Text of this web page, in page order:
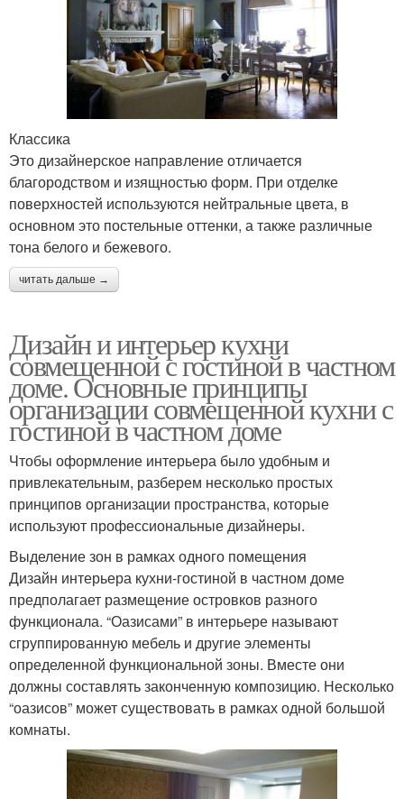
Классика
Это дизайнерское направление отличается
благородством и изящностью форм. При отделке
поверхностей используются нейтральные цвета, в
основном это постельные оттенки, а также различные
тона белого и бежевого.
читать дальше →
Дизайн и интерьер кухни
совмещенной с гостиной в частном
доме. Основные принципы
организации совмещенной кухни с
гостиной в частном доме
Чтобы оформление интерьера было удобным и
привлекательным, разберем несколько простых
принципов организации пространства, которые
используют профессиональные дизайнеры.
Выделение зон в рамках одного помещения
Дизайн интерьера кухни-гостиной в частном доме
предполагает размещение островков разного
функционала. “Оазисами” в интерьере называют
сгруппированную мебель и другие элементы
определенной функциональной зоны. Вместе они
должны составлять законченную композицию. Несколько
“оазисов” может существовать в рамках одной большой
комнаты.